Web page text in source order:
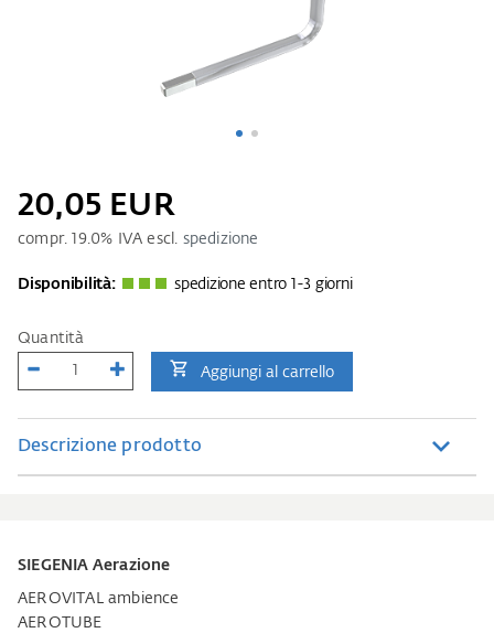
20,05 EUR
compr.19.0% IVA escl. spedizione
Disponibilità: spedizione entro 1-3 giorni
Quantità
Aggiungi al carrello
Descrizione prodotto
SIEGENIA Aerazione
AEROVITAL ambience
AEROTUBE